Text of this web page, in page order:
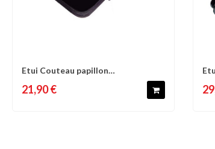
Comparer
Etui Couteau papillon
21,90 €